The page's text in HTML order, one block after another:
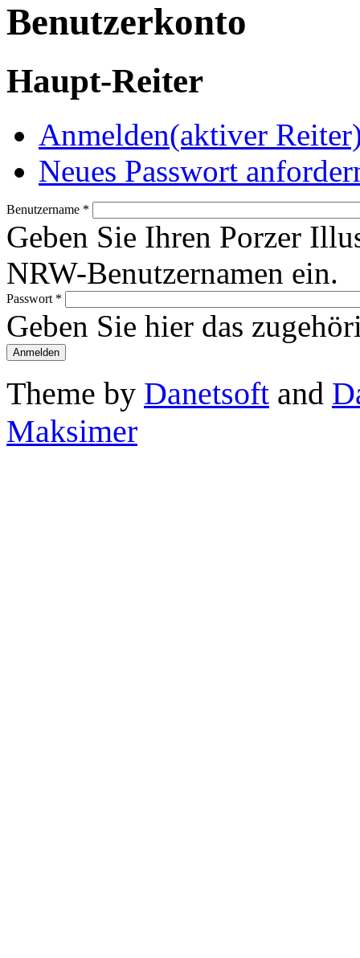
Benutzerkonto
Haupt-Reiter
Anmelden(aktiver
Neues Passwort
Benutzername *
Geben Sie Ihren Porzer
NRW-Benutzernamen ein.
Passwort *
Geben Sie hier das
Theme by Danetsoft and
Maksimer